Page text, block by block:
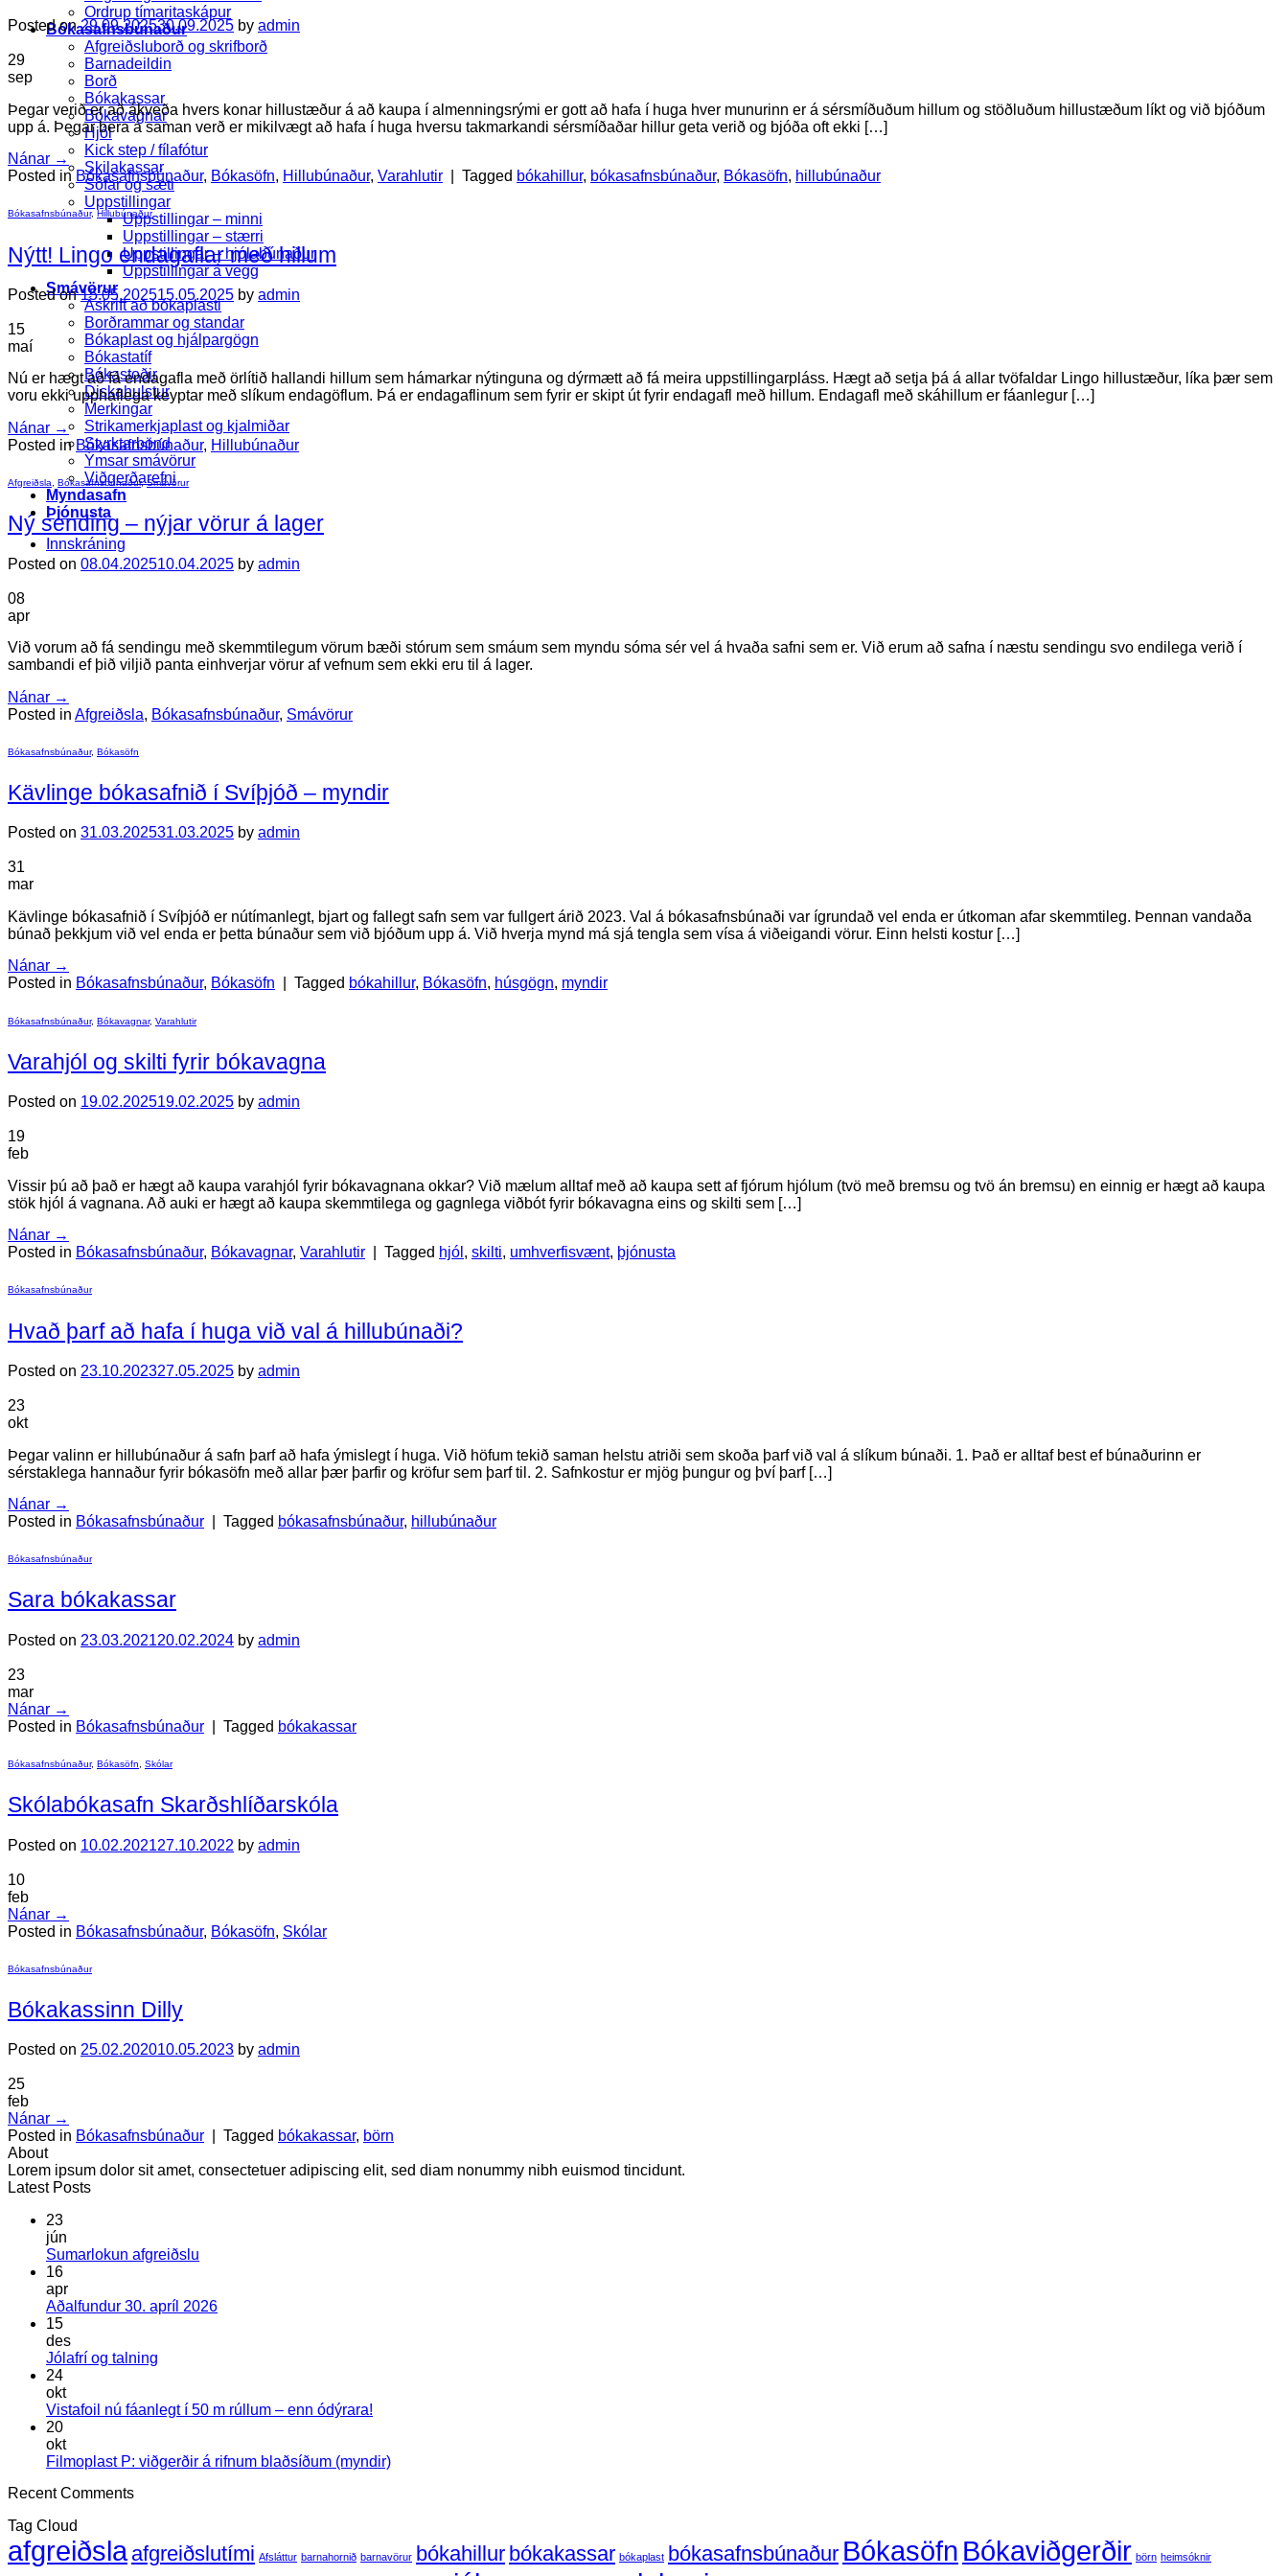
Ordrup tímaritaskápur
Bókasafnsbúnaður
Afgreiðsluborð og skrifborð
Barnadeildin
Borð
Bókakassar
Bókavagnar
Hjól
Kick step / fílafótur
Skilakassar
Sófar og sæti
Uppstillingar
Uppstillingar – minni
Uppstillingar – stærri
Uppstillingar – hjólabúnaður
Uppstillingar á vegg
Smávörur
Áskrift að bókaplasti
Borðrammar og standar
Bókaplast og hjálpargögn
Bókastatíf
Bókastoðir
Diskahulstur
Merkingar
Strikamerkjaplast og kjalmiðar
Styrktarbönd
Ýmsar smávörur
Viðgerðarefni
Myndasafn
Þjónusta
Innskráning
Posted on29.09.202530.09.2025 by admin
29
sep
Þegar verið er að ákveða hvers konar hillustæður á að kaupa í almenningsrými er gott að hafa í huga hver munurinn er á sérsmíðuðum hillum og stöðluðum hillustæðum líkt og við bjóðum
upp á. Þegar bera á saman verð er mikilvægt að hafa í huga hversu takmarkandi sérsmíðaðar hillur geta verið og bjóða oft ekki […]
Nánar →
Posted in Bókasafnsbúnaður, Bókasöfn, Hillubúnaður, Varahlutir Tagged bókahillur, bókasafnsbúnaður, Bókasöfn, hillubúnaður
Bókasafnsbúnaður, Hillubúnaður
Nýtt! Lingo endagaflar með hillum
Posted on15.05.202515.05.2025 by admin
15
maí
Nú er hægt að fá endagafla með örlítið hallandi hillum sem hámarkar nýtinguna og dýrmætt að fá meira uppstillingarpláss. Hægt að setja þá á allar tvöfaldar Lingo hillustæður, líka þær sem
voru ekki upphaflega keyptar með slíkum endagöflum. Þá er endagaflinum sem fyrir er skipt út fyrir endagafl með hillum. Endagafl með skáhillum er fáanlegur […]
Nánar →
Posted inBókasafnsbúnaður, Hillubúnaður
Afgreiðsla Bókasafnsbúnaður,Smávörur
Ný sending – nýjar vörur á lager
Posted on 08.04.202510.04.2025 by admin
08
apr
Við vorum að fá sendingu með skemmtilegum vörum bæði stórum sem smáum sem myndu sóma sér vel á hvaða safni sem er. Við erum að safna í næstu sendingu svo endilega verið í
sambandi ef þið viljið panta einhverjar vörur af vefnum sem ekki eru til á lager.
Nánar →
Posted in Afgreiðsla, Bókasafnsbúnaður, Smávörur
Bókasafnsbúnaður, Bókasöfn
Kävlinge bókasafnið í Svíþjóð – myndir
Posted on 31.03.202531.03.2025 by admin
31
mar
Kävlinge bókasafnið í Svíþjóð er nútímanlegt, bjart og fallegt safn sem var fullgert árið 2023. Val á bókasafnsbúnaði var ígrundað vel enda er útkoman afar skemmtileg. Þennan vandaða
búnað þekkjum við vel enda er þetta búnaður sem við bjóðum upp á. Við hverja mynd má sjá tengla sem vísa á viðeigandi vörur. Einn helsti kostur […]
Nánar →
Posted in Bókasafnsbúnaður, Bókasöfn Tagged bókahillur, Bókasöfn, húsgögn, myndir
Bókasafnsbúnaður, Bókavagnar, Varahlutir
Varahjól og skilti fyrir bókavagna
Posted on 19.02.202519.02.2025 by admin
19
feb
Vissir þú að það er hægt að kaupa varahjól fyrir bókavagnana okkar? Við mælum alltaf með að kaupa sett af fjórum hjólum (tvö með bremsu og tvö án bremsu) en einnig er hægt að kaupa
stök hjól á vagnana. Að auki er hægt að kaupa skemmtilega og gagnlega viðbót fyrir bókavagna eins og skilti sem […]
Nánar →
Posted in Bókasafnsbúnaður, Bókavagnar, Varahlutir Tagged hjól , skilti, umhverfisvænt, þjónusta
Bókasafnsbúnaður
Hvað þarf að hafa í huga við val á hillubúnaði?
Posted on 23.10.202327.05.2025 by admin
23
okt
Þegar valinn er hillubúnaður á safn þarf að hafa ýmislegt í huga. Við höfum tekið saman helstu atriði sem skoða þarf við val á slíkum búnaði. 1. Það er alltaf best ef búnaðurinn er
sérstaklega hannaður fyrir bókasöfn með allar þær þarfir og kröfur sem þarf til. 2. Safnkostur er mjög þungur og því þarf […]
Nánar →
Posted in Bókasafnsbúnaður Tagged bókasafnsbúnaður, hillubúnaður
Bókasafnsbúnaður
Sara bókakassar
Posted on 23.03.202120.02.2024 by admin
23
mar
Nánar →
Posted in Bókasafnsbúnaður Tagged bókakassar
Bókasafnsbúnaður, Bókasöfn Skólar
Skólabókasafn Skarðshlíðarskóla
Posted on 10.02.202127.10.2022 by admin
10
feb
Nánar →
Posted in Bókasafnsbúnaður, Bókasöfn, Skólar
Bókasafnsbúnaður
Bókakassinn Dilly
Posted on 25.02.202010.05.2023 by admin
25
feb
Nánar →
Posted in Bókasafnsbúnaður Tagged bókakassar, börn
About
Lorem ipsum dolor sit amet, consectetuer adipiscing elit, sed diam nonummy nibh euismod tincidunt.
Latest Posts
23
jún
Sumarlokun afgreiðslu
Sumarlokun
16
apr
Aðalfundur 30. apríl 2026Engar
2026
15
des
Jólafrí og talning
Jólafrí
24
okt
Vistafoil nú fáanlegt í 50 m rúllum – enn ódýrara!
Vistafoil
rúllum
20
okt
Filmoplast P: viðgerðir á rifnum blaðsíðum (myndir)Engar
viðgerðir
á
Recent Comments
Tag Cloud
afgreiðsla afgreiðslutími Afsláttur barnahornið barnavörur bókahillur bókakassar bókaplast bókasafnsbúnaður Bókasöfn Bókaviðgerðir börn heimsóknir